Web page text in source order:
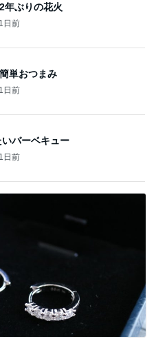
年ぶりの花火
1日前
単おつまみ
1日前
バーベキュー
1日前